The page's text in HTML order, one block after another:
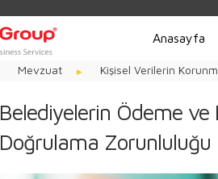
Anasayfa
Mevzuat Kişisel Verilerin
Belediyelerin Ödeme
Doğrulama Zorunluluğu